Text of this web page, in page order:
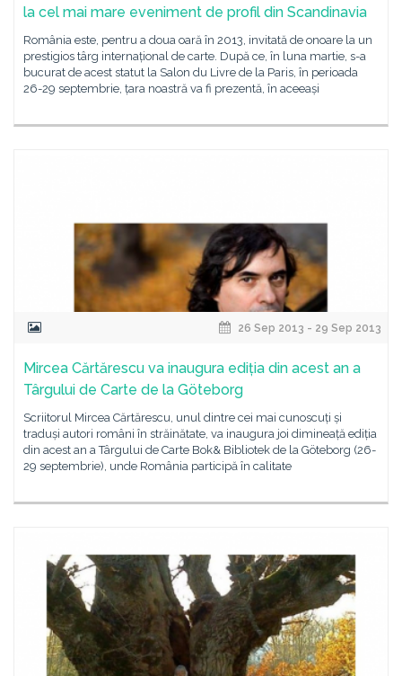
la cel mai mare eveniment de profil din Scandinavia
România este, pentru a doua oară în 2013, invitată de onoare la un
prestigios târg internațional de carte. După ce, în luna martie, s-a
bucurat de acest statut la Salon du Livre de la Paris, în perioada
26-29 septembrie, țara noastră va fi prezentă, în aceeași
26 Sep 2013 - 29 Sep 2013
Mircea Cărtărescu va inaugura ediția din acest an a
Târgului de Carte de la Göteborg
Scriitorul Mircea Cărtărescu, unul dintre cei mai cunoscuți și
traduși autori români în străinătate, va inaugura joi dimineață ediția
din acest an a Târgului de Carte Bok& Bibliotek de la Göteborg (26-
29 septembrie), unde România participă în calitate